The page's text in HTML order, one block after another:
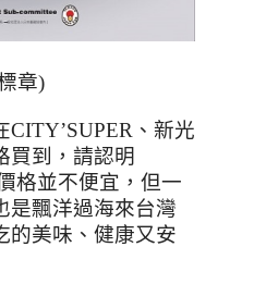
章)
CITY’SUPER 、新光
買到，請認明
格並不便宜，但一
是飄洋過海來台灣
的美味、健康又安